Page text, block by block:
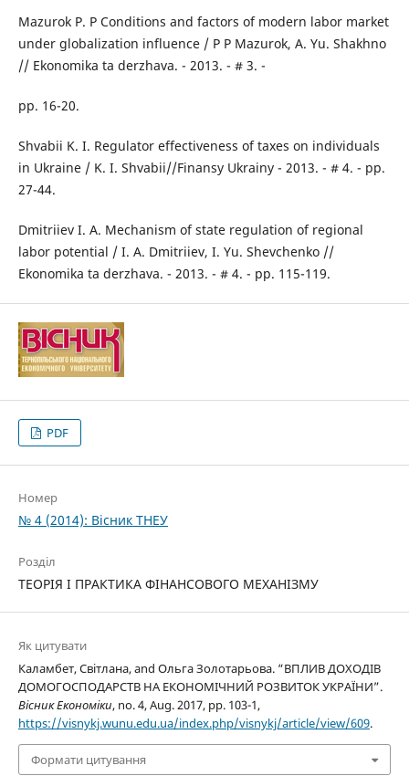
Mazurok P. P Conditions and factors of modern labor market
under globalization influence / P P Mazurok, A. Yu. Shakhno
// Ekonomika ta derzhava. - 2013. - # 3. -
pp. 16-20.
Shvabii K. I. Regulator effectiveness of taxes on individuals
in Ukraine / K. I. Shvabii//Finansy Ukrainy - 2013. - # 4. - pp.
27-44.
Dmitriiev I. A. Mechanism of state regulation of regional
labor potential / I. A. Dmitriiev, I. Yu. Shevchenko //
Ekonomika ta derzhava. - 2013. - # 4. - pp. 115-119.
PDF
Номер
№ 4 (2014): Вісник ТНЕУ
Розділ
ТЕОРІЯ І ПРАКТИКА ФІНАНСОВОГО МЕХАНІЗМУ
Як цитувати
Каламбет, Світлана, and Ольга Золотарьова. “ВПЛИВ ДОХОДІВ
ДОМОГОСПОДАРСТВ НА ЕКОНОМІЧНИЙ РОЗВИТОК УКРАЇНИ”.
Вісник Економіки, no. 4, Aug. 2017, pp. 103-1,
https://visnykj.wunu.edu.ua/index.php/visnykj/article/view/609.
Формати цитування